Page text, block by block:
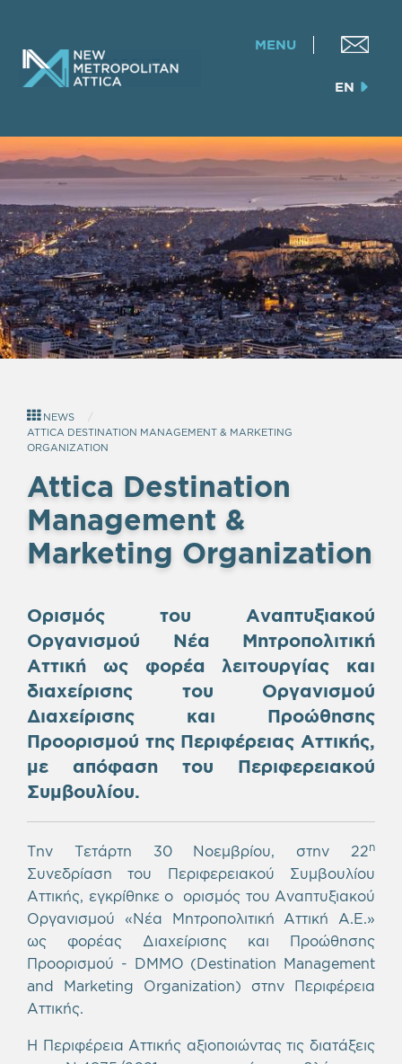
MENU
EN
NEWS
ATTICA DESTINATION MANAGEMENT & MARKETING
ORGANIZATION
Attica Destination
Management &
Marketing Organization
Ορισμός του Αναπτυξιακού
Οργανισμού Νέα Μητροπολιτική
Αττική ως φορέα λειτουργίας και
διαχείρισης του Οργανισμού
Διαχείρισης και Προώθησης
Προορισμού της Περιφέρειας Αττικής,
με απόφαση του Περιφερειακού
Συμβουλίου.
Την Τετάρτη 30 Νοεμβρίου, στην 22η
Συνεδρίαση του Περιφερειακού Συμβουλίου
Αττικής, εγκρίθηκε ο ορισμός του Αναπτυξιακού
Οργανισμού «Νέα Μητροπολιτική Αττική Α.Ε.»
ως φορέας Διαχείρισης και Προώθησης
Προορισμού - DMMO (Destination Management
and Marketing Organization) στην Περιφέρεια
Αττικής.
Η Περιφέρεια Αττικής αξιοποιώντας τις διατάξεις